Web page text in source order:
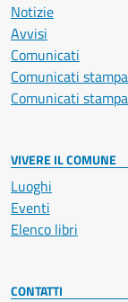
Notizie
Avvisi
Comunicati
Comunicati
Comunicati
VIVERE IL COMUNE
Luoghi
Eventi
Elenco libri
CONTATTI